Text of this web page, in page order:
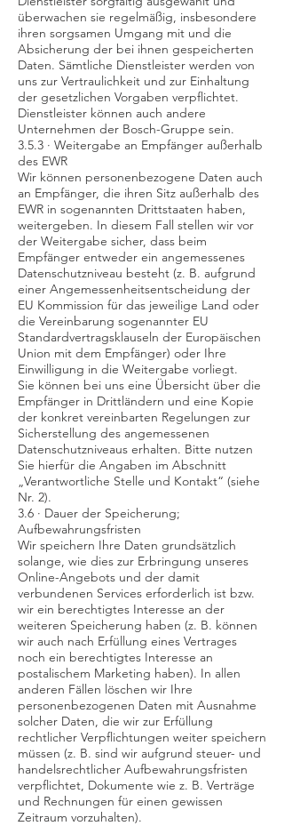
überwachen sie regelmäßig, insbesondere
ihren sorgsamen Umgang mit und die
Absicherung der bei ihnen gespeicherten
Daten. Sämtliche Dienstleister werden von
uns zur Vertraulichkeit und zur Einhaltung
der gesetzlichen Vorgaben verpflichtet.
Dienstleister können auch andere
Unternehmen der Bosch-Gruppe sein.
3.5.3 · Weitergabe an Empfänger außerhalb
des EWR
Wir können personenbezogene Daten auch
an Empfänger, die ihren Sitz außerhalb des
EWR in sogenannten Drittstaaten haben,
weitergeben. In diesem Fall stellen wir vor
der Weitergabe sicher, dass beim
Empfänger entweder ein angemessenes
Datenschutzniveau besteht (z. B. aufgrund
einer Angemessenheitsentscheidung der
EU Kommission für das jeweilige Land oder
die Vereinbarung sogenannter EU
Standardvertragsklauseln der Europäischen
Union mit dem Empfänger) oder Ihre
Einwilligung in die Weitergabe vorliegt.
Sie können bei uns eine Übersicht über die
Empfänger in Drittländern und eine Kopie
der konkret vereinbarten Regelungen zur
Sicherstellung des angemessenen
Datenschutzniveaus erhalten. Bitte nutzen
Sie hierfür die Angaben im Abschnitt
„Verantwortliche Stelle und Kontakt“ (siehe
Nr. 2).
3.6 · Dauer der Speicherung;
Aufbewahrungsfristen
Wir speichern Ihre Daten grundsätzlich
solange, wie dies zur Erbringung unseres
Online-Angebots und der damit
verbundenen Services erforderlich ist bzw.
wir ein berechtigtes Interesse an der
weiteren Speicherung haben (z. B. können
wir auch nach Erfüllung eines Vertrages
noch ein berechtigtes Interesse an
postalischem Marketing haben). In allen
anderen Fällen löschen wir Ihre
personenbezogenen Daten mit Ausnahme
solcher Daten, die wir zur Erfüllung
rechtlicher Verpflichtungen weiter speichern
müssen (z. B. sind wir aufgrund steuer- und
handelsrechtlicher Aufbewahrungsfristen
verpflichtet, Dokumente wie z. B. Verträge
und Rechnungen für einen gewissen
Zeitraum vorzuhalten).